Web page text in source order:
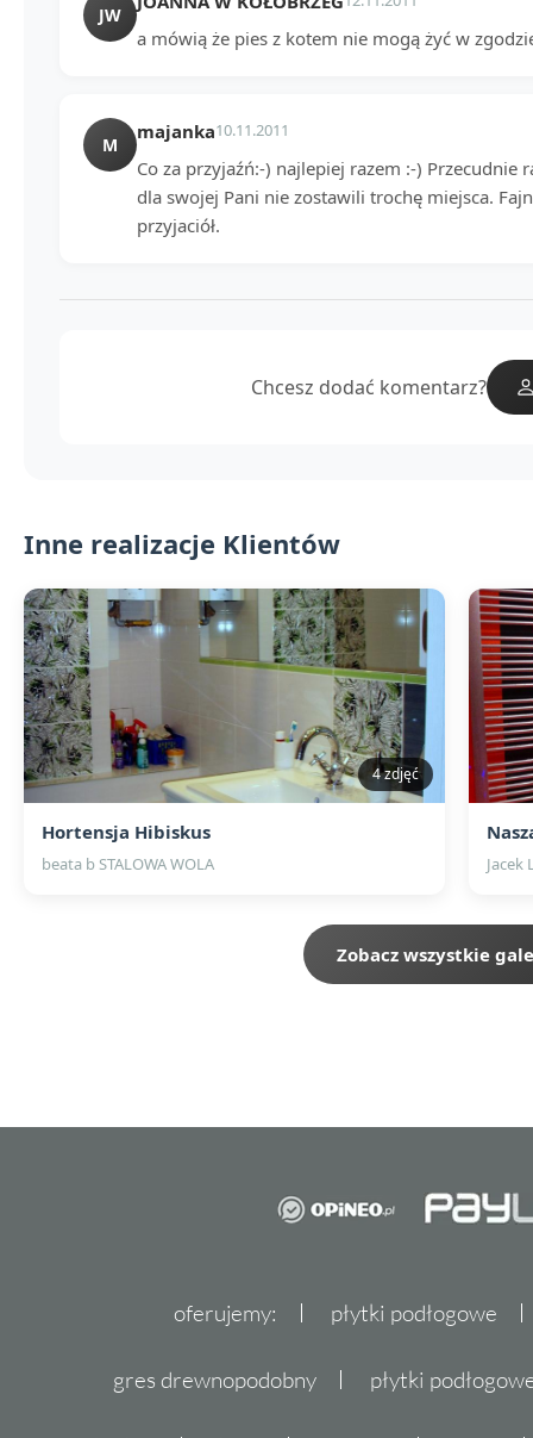
JW
a mówią że pies z kotem nie mogą żyć w
M
majanka10.11.2011
Co za przyjaźń:-) najlepiej razem :-) Przecudnie
dla swojej Pani nie zostawili trochę miejsca.
przyjaciół.
Chcesz dodać komentarz?
Inne realizacje Klientów
4 zdjęć
Hortensja Hibiskus
beata b STALOWA WOLA Jacek
Zobacz wszystkie
oferujemy: płytki podłogowe
gres drewnopodobny płytki